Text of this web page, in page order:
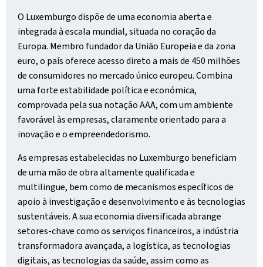
O Luxemburgo dispõe de uma economia aberta e
integrada à escala mundial, situada no coração da
Europa. Membro fundador da União Europeia e da zona
euro, o país oferece acesso direto a mais de 450 milhões
de consumidores no mercado único europeu. Combina
uma forte estabilidade política e económica,
comprovada pela sua notação AAA, com um ambiente
favorável às empresas, claramente orientado para a
inovação e o empreendedorismo.
As empresas estabelecidas no Luxemburgo beneficiam
de uma mão de obra altamente qualificada e
multilingue, bem como de mecanismos específicos de
apoio à investigação e desenvolvimento e às tecnologias
sustentáveis. A sua economia diversificada abrange
setores-chave como os serviços financeiros, a indústria
transformadora avançada, a logística, as tecnologias
digitais, as tecnologias da saúde, assim como as